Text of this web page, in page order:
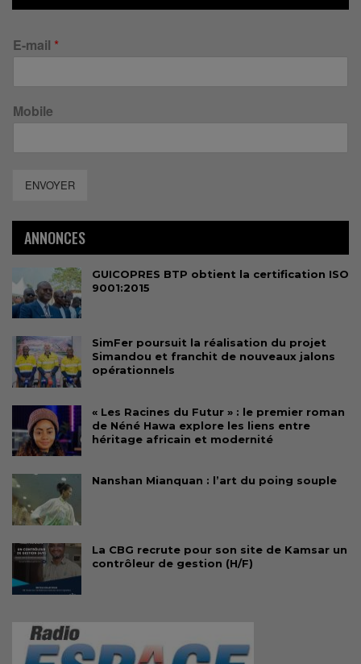
E-mail *
Mobile
ENVOYER
ANNONCES
GUICOPRES BTP obtient la certification ISO
9001:2015
SimFer poursuit la réalisation du projet
Simandou et franchit de nouveaux jalons
opérationnels
« Les Racines du Futur » : le premier roman
de Néné Hawa explore les liens entre
héritage africain et modernité
Nanshan Mianquan : l’art du poing souple
La CBG recrute pour son site de Kamsar un
contrôleur de gestion (H/F)